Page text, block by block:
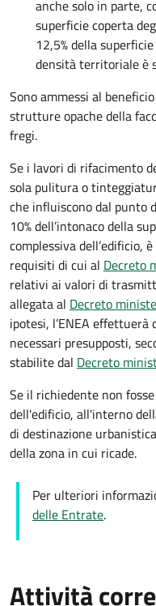
anche solo in parte,
superficie coperta
12,5% della
densità territoriale è
Sono ammessi al
strutture opache della
fregi.
Se i lavori di rifacimento
sola pulitura o
che influiscono dal punto
10% dell’intonaco della
complessiva dell’edificio,
requisiti di cui al Decreto
relativi ai valori di
allegata al Decreto
ipotesi, l’ENEA
necessari presupposti,
stabilite dal Decreto
Se il richiedente non
dell'edificio, all'interno
di destinazione
della zona in cui ricade.
Per ulteriori
delle Entrate.
Attività